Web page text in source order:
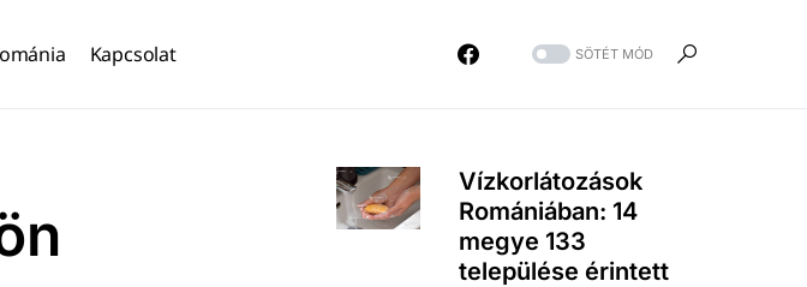
Kapcsolat SÖTÉT MÓD
Vízkorlátozások
Romániában: 14
megye 133
települése érintett